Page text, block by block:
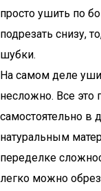
просто ушить по
подрезать снизу,
шубки.
На самом деле
несложно. Все это
самостоятельно в
натуральным
переделке
легко можно